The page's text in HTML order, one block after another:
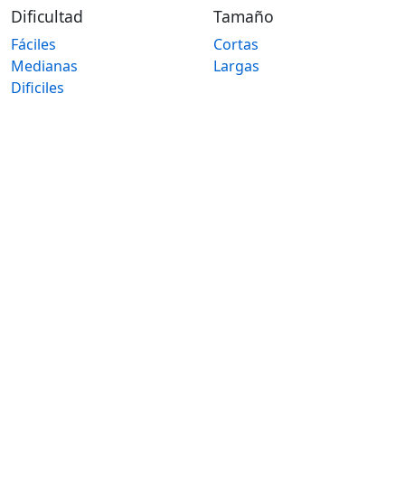
Dificultad
Fáciles
Medianas
Dificiles
Tamaño
Cortas
Largas